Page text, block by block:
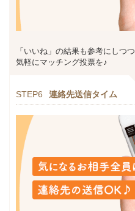
「いいね」の結果も参考にしつつ
気軽にマッチング投票を♪
STEP6 連絡先送信タイム